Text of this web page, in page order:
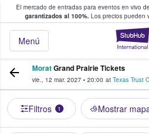
El mercado de entradas para eventos en vivo
garantizados al 100%. Los precios pueden
Menú
y venta de entradas
MoratGrand Prairie Tickets
vie., 12 mar. 2027 • 20:00 at Texas Trust
Filtros 1 Mostrar